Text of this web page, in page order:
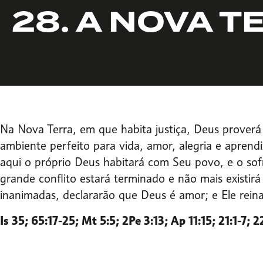
28. A NOVA
Na Nova Terra, em que habita justiça, Deus
ambiente perfeito para vida, amor, alegria e
aqui o próprio Deus habitará com Seu povo, e o
grande conflito estará terminado e não mais
inanimadas, declararão que Deus é amor; e Ele
Is 35; 65:17-25; Mt 5:5; 2Pe 3:13; Ap 11:15; 21:1-7;